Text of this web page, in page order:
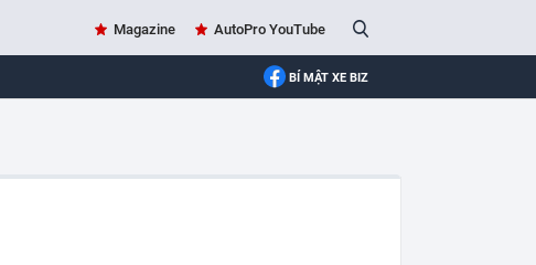
Magazine AutoPro YouTube
BÍ MẬT XE BIZ